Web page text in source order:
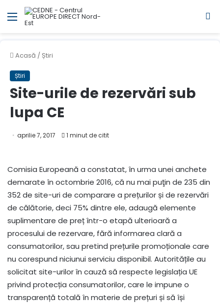
Meniul
Acasă / Știri
Știri
Site-urile de rezervări sub
lupa CE
aprilie 7, 2017 1 minut de citit
Comisia Europeană a constatat, în urma unei anchete
demarate în octombrie 2016, că nu mai puţin de 235 din
352 de site-uri de comparare a prețurilor și de rezervări
de călătorie, deci 75% dintre ele, adaugă elemente
suplimentare de preț într-o etapă ulterioară a
procesului de rezervare, fără informarea clară a
consumatorilor, sau pretind prețurile promoționale care
nu corespund niciunui serviciu disponibil. Autoritățile au
solicitat site-urilor în cauză să respecte legislația UE
privind protecția consumatorilor, care le impune o
transparență totală în materie de prețuri și să își